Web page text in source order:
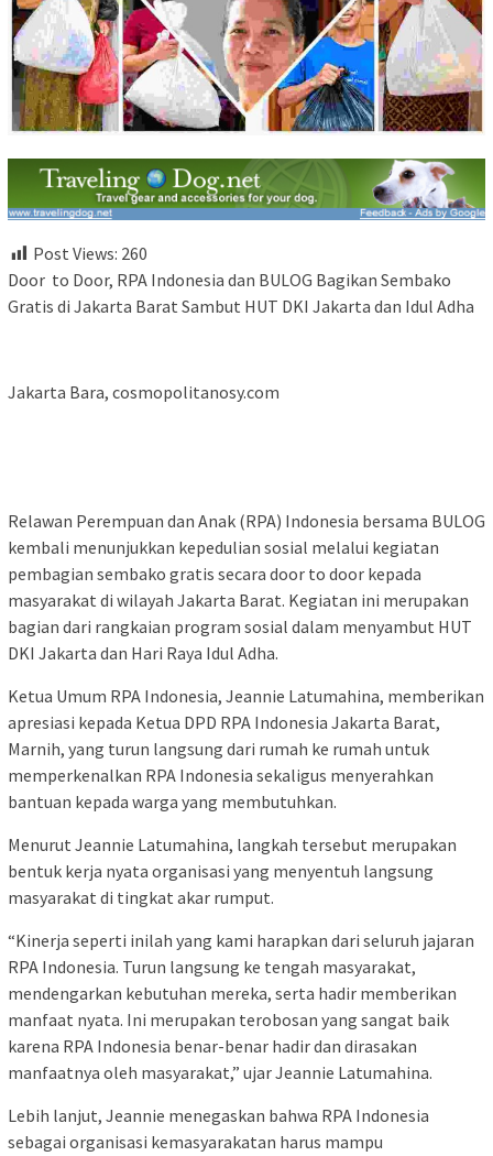
Post Views: 260
Door to Door, RPA Indonesia dan BULOG Bagikan Sembako
Gratis di Jakarta Barat Sambut HUT DKI Jakarta dan Idul Adha
Jakarta Bara, cosmopolitanosy.com
Relawan Perempuan dan Anak (RPA) Indonesia bersama BULOG
kembali menunjukkan kepedulian sosial melalui kegiatan
pembagian sembako gratis secara door to door kepada
masyarakat di wilayah Jakarta Barat. Kegiatan ini merupakan
bagian dari rangkaian program sosial dalam menyambut HUT
DKI Jakarta dan Hari Raya Idul Adha.
Ketua Umum RPA Indonesia, Jeannie Latumahina, memberikan
apresiasi kepada Ketua DPD RPA Indonesia Jakarta Barat,
Marnih, yang turun langsung dari rumah ke rumah untuk
memperkenalkan RPA Indonesia sekaligus menyerahkan
bantuan kepada warga yang membutuhkan.
Menurut Jeannie Latumahina, langkah tersebut merupakan
bentuk kerja nyata organisasi yang menyentuh langsung
masyarakat di tingkat akar rumput.
“Kinerja seperti inilah yang kami harapkan dari seluruh jajaran
RPA Indonesia. Turun langsung ke tengah masyarakat,
mendengarkan kebutuhan mereka, serta hadir memberikan
manfaat nyata. Ini merupakan terobosan yang sangat baik
karena RPA Indonesia benar-benar hadir dan dirasakan
manfaatnya oleh masyarakat,” ujar Jeannie Latumahina.
Lebih lanjut, Jeannie menegaskan bahwa RPA Indonesia
sebagai organisasi kemasyarakatan harus mampu